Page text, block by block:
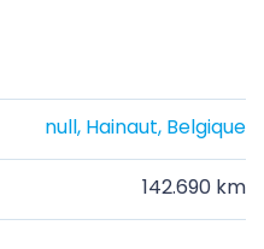
null, Hainaut, Belgique
142.690 km